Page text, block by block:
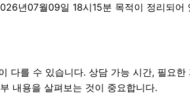
년07월09일 18시15분 목적이 정리되
다를 수 있습니다. 상담 가능 시간, 필요
내용을 살펴보는 것이 중요합니다.